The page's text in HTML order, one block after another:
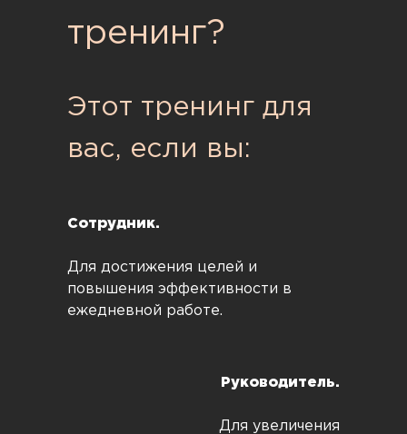
тренинг?
Этот тренинг для
вас, если вы:
Руководитель.
Для увеличения
Сотрудник.
Для достижения целей и
повышения эффективности в
ежедневной работе.